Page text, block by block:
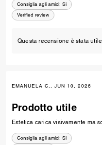
Consiglia agli amici: Si
Verified review
Questa recensione è stata
EMANUELA C., JUN 10, 2026
Prodotto utile
Estetica carica visivamente ma
Consiglia agli amici: Si